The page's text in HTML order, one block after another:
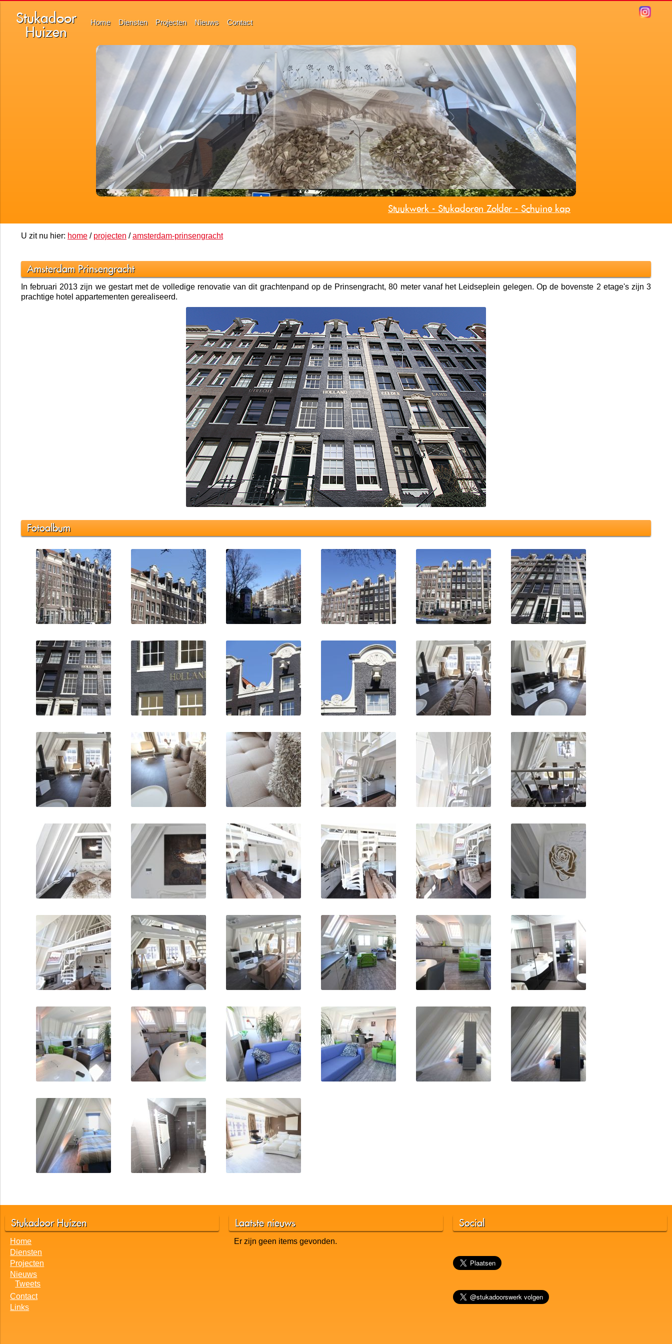
Stukadoor
Huizen
Home Diensten Projecten Nieuws Contact
Stuukwerk - Stukadoren Zolder - Schuine kap
U zit nu hier: home / projecten /amsterdam-prinsengracht
Amsterdam Prinsengracht
In februari 2013 zijn we gestart met de volledige renovatie van dit grachtenpand op de Prinsengracht, 80 meter vanaf het Leidseplein gelegen. Op de bovenste 2 etage's zijn 3
prachtige hotel appartementen gerealiseerd.
Fotoalbum
Stukadoor Huizen
Home
Diensten
Projecten
Nieuws
Tweets
Contact
Links
Laatste nieuws
Er zijn geen items gevonden.
Social